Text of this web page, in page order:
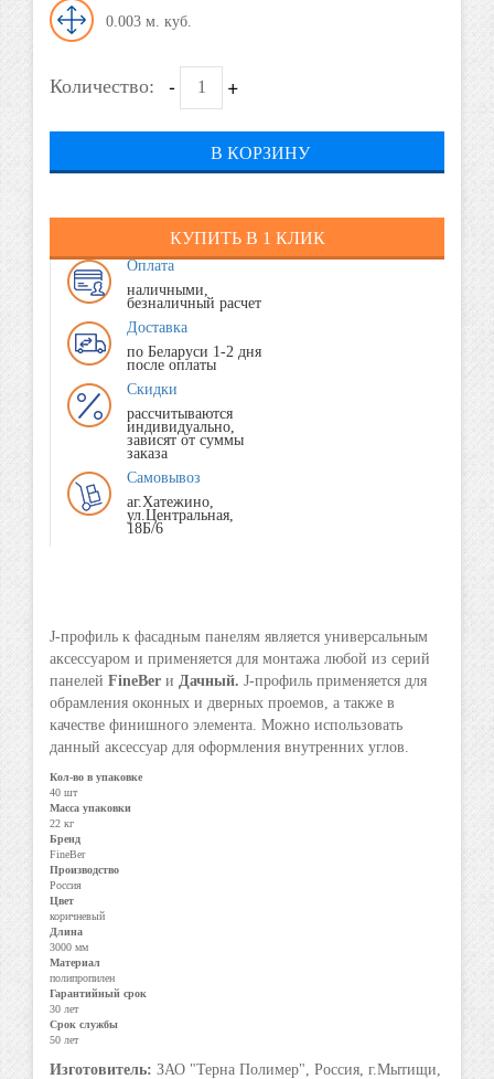
0.003
Количество: - +
В КОРЗИНУ
КУПИТЬ В 1 КЛИК
Оплата
наличными,
безналичный расчет
Доставка
по Беларуси 1-2 дня
после оплаты
Скидки
рассчитываются
индивидуально,
зависят от суммы
заказа
Самовывоз
аг.Хатежино,
ул.Центральная,
18Б/6
J-профиль к фасадным панелям является универсальным
аксессуаром и применяется для монтажа любой из серий
панелей FineBer и Дачный. J-профиль применяется для
обрамления оконных и дверных проемов, а также в
качестве финишного элемента. Можно использовать
данный аксессуар для оформления внутренних углов.
Кол-во в упаковке
40 шт
Масса упаковки
22 кг
Бренд
FineBer
Производство
Россия
Цвет
коричневый
Длина
3000 мм
Материал
полипропилен
Гарантийный срок
30 лет
Срок службы
50 лет
Изготовитель: ЗАО "Терна Полимер", Россия, г.Мытищи,